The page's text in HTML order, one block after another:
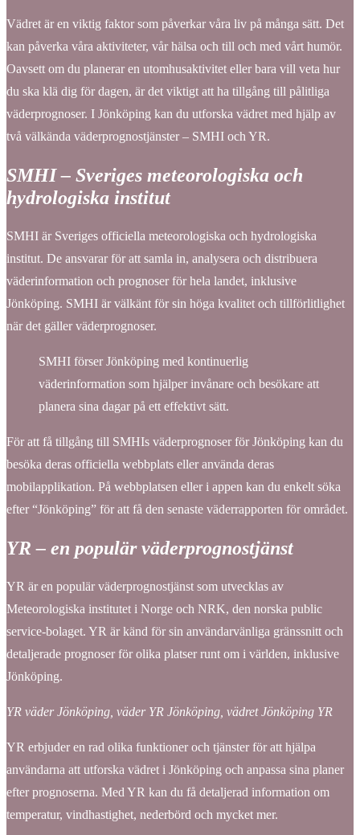
Vädret är en viktig faktor som påverkar våra liv på många sätt. Det
kan påverka våra aktiviteter, vår hälsa och till och med vårt humör.
Oavsett om du planerar en utomhusaktivitet eller bara vill veta hur
du ska klä dig för dagen, är det viktigt att ha tillgång till pålitliga
väderprognoser. I Jönköping kan du utforska vädret med hjälp av
två välkända väderprognostjänster – SMHI och YR.
SMHI – Sveriges meteorologiska och
hydrologiska institut
SMHI är Sveriges officiella meteorologiska och hydrologiska
institut. De ansvarar för att samla in, analysera och distribuera
väderinformation och prognoser för hela landet, inklusive
Jönköping. SMHI är välkänt för sin höga kvalitet och tillförlitlighet
när det gäller väderprognoser.
SMHI förser Jönköping med kontinuerlig
väderinformation som hjälper invånare och besökare att
planera sina dagar på ett effektivt sätt.
För att få tillgång till SMHIs väderprognoser för Jönköping kan du
besöka deras officiella webbplats eller använda deras
mobilapplikation. På webbplatsen eller i appen kan du enkelt söka
efter “Jönköping” för att få den senaste väderrapporten för området.
YR – en populär väderprognostjänst
YR är en populär väderprognostjänst som utvecklas av
Meteorologiska institutet i Norge och NRK, den norska public
service-bolaget. YR är känd för sin användarvänliga gränssnitt och
detaljerade prognoser för olika platser runt om i världen, inklusive
Jönköping.
YR väder Jönköping, väder YR Jönköping, vädret Jönköping YR
YR erbjuder en rad olika funktioner och tjänster för att hjälpa
användarna att utforska vädret i Jönköping och anpassa sina planer
efter prognoserna. Med YR kan du få detaljerad information om
temperatur, vindhastighet, nederbörd och mycket mer.